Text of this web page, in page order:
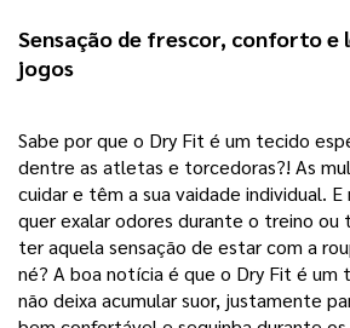
Sensação de frescor, conforto e
jogos
Sabe por que o Dry Fit é um tecido
dentre as atletas e torcedoras?! As
cuidar e têm a sua vaidade individual.
quer exalar odores durante o treino ou
ter aquela sensação de estar com a
né? A boa notícia é que o Dry Fit é um
não deixa acumular suor, justamente